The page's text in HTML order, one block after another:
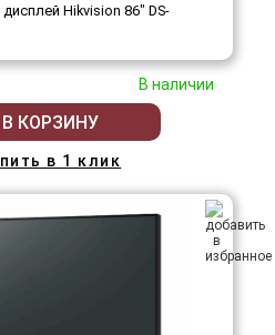
Hikvision 86" DS-
В наличии
В КОРЗИНУ
в 1 клик